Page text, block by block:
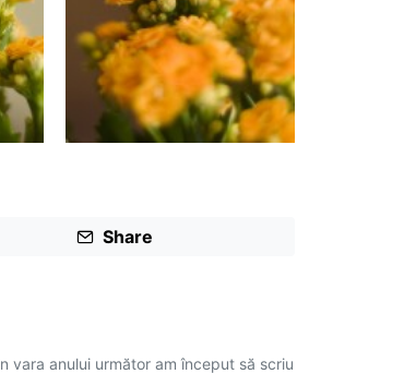
Share
vara anului următor am început să scriu